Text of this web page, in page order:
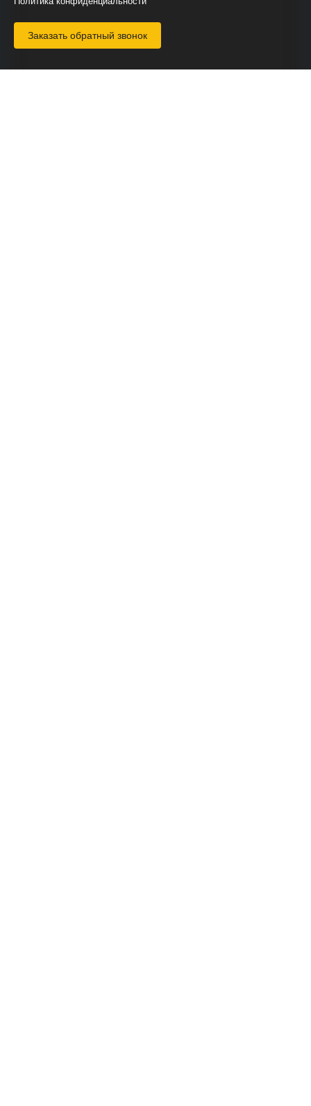
Заказать обратный звонок